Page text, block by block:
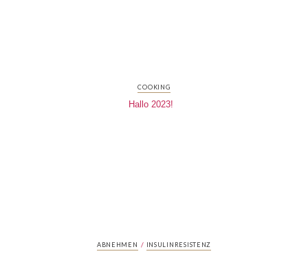
COOKING
Hallo 2023!
ABNEHMEN / INSULINRESISTENZ